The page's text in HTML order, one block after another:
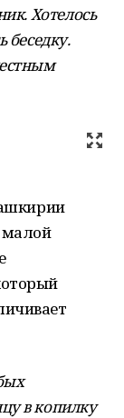
Хотелось
беседку.
малой
в копилку